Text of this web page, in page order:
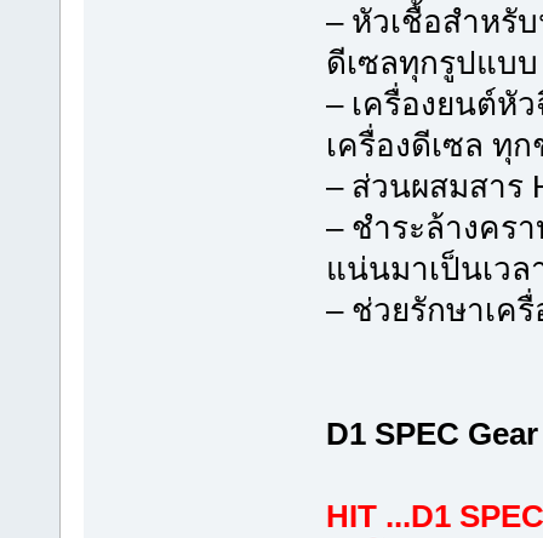
– หัวเชื้อสำหรั
ดีเซลทุกรูปแบบ
– เครื่องยนต์หั
เครื่องดีเซล ทุ
– ส่วนผสมสาร
– ชำระล้างคร
แน่นมาเป็นเว
– ช่วยรักษาเค
D1 SPEC
HIT ...D1